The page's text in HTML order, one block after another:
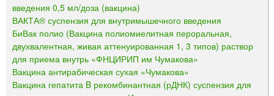
введения 0,5 мл/доза (вакцина)
ВАКТА® суспензия для внутримышечного введения
БиВак полио (Вакцина полиомиелитная пероральная,
двухвалентная, живая аттенуированная 1, 3 типов) раствор
для приема внутрь «ФНЦИРИП им Чумакова»
Вакцина антирабическая сухая «Чумакова»
Вакцина гепатита B рекомбинантная (рДНК) суспензия для